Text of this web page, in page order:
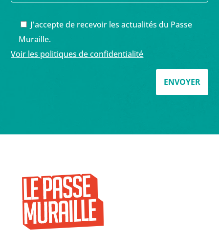
J'accepte de recevoir les actualités du Passe
Muraille.
Voir les politiques de confidentialité
ENVOYER